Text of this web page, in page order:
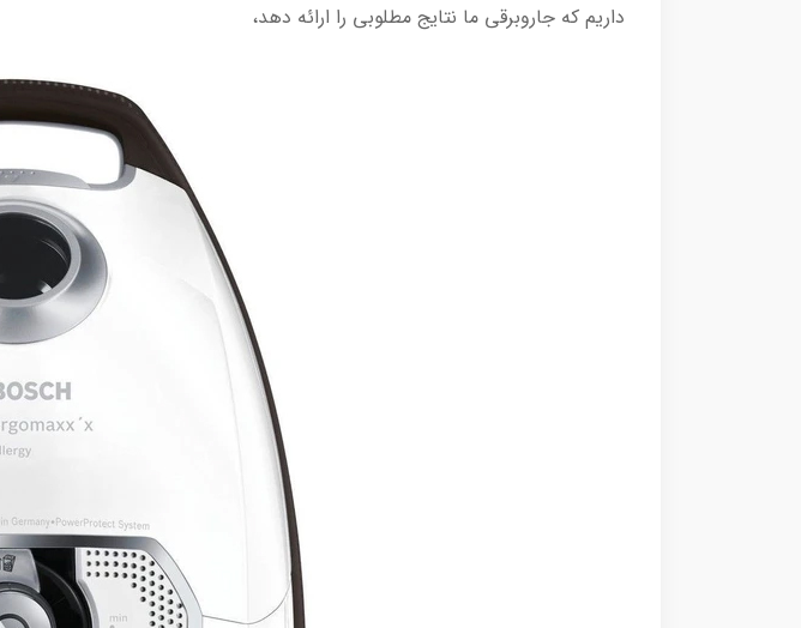
داریم که جاروبرقی ما نتایج مطلوبی را ارائه دهد،